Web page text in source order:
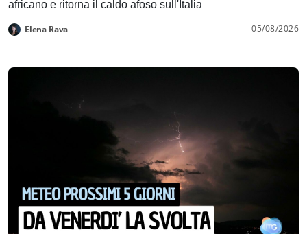
africano e ritorna il caldo afoso sull'Italia
Elena Rava 05/08/2026